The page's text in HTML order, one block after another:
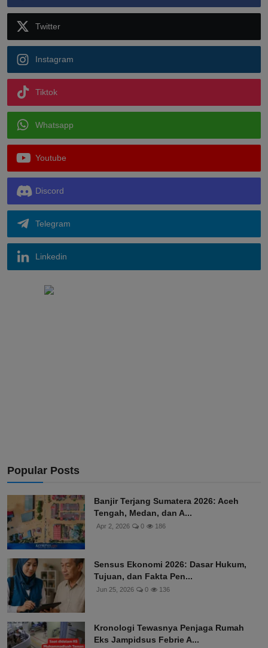
Twitter
Instagram
Tiktok
Whatsapp
Youtube
Discord
Telegram
Linkedin
Popular Posts
Banjir Terjang Sumatera 2026: Aceh
Tengah, Medan, dan A...
Apr 2, 2026 0 186
Sensus Ekonomi 2026: Dasar Hukum,
Tujuan, dan Fakta Pen...
Jun 25, 2026 0 136
Kronologi Tewasnya Penjaga Rumah
Eks Jampidsus Febrie A...